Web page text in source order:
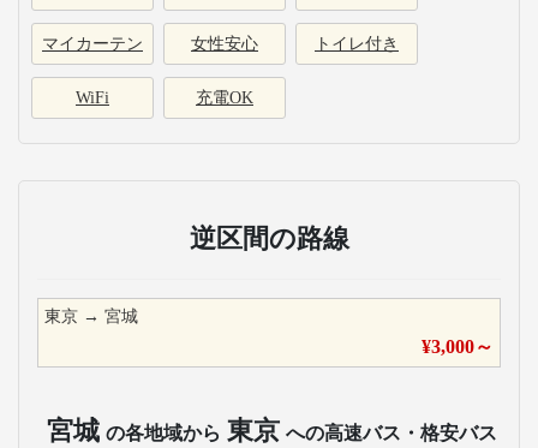
マイカーテン 女性安心 トイレ付き
WiFi 充電OK
逆区間の路線
東京 → 宮城
¥3,000～
宮城 の各地域から 東京 への高速バス・格安バス